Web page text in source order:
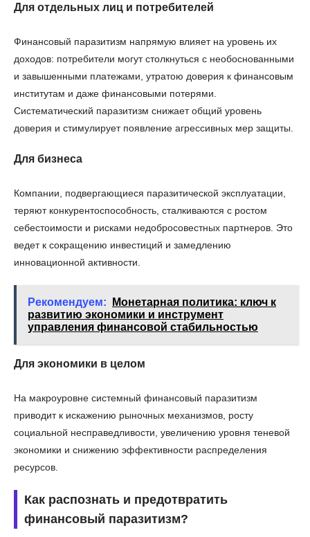
Для отдельных лиц и потребителей
Финансовый паразитизм напрямую влияет на уровень их
доходов: потребители могут столкнуться с необоснованными
и завышенными платежами, утратою доверия к финансовым
институтам и даже финансовыми потерями.
Систематический паразитизм снижает общий уровень
доверия и стимулирует появление агрессивных мер защиты.
Для бизнеса
Компании, подвергающиеся паразитической эксплуатации,
теряют конкурентоспособность, сталкиваются с ростом
себестоимости и рисками недобросовестных партнеров. Это
ведет к сокращению инвестиций и замедлению
инновационной активности.
Рекомендуем:
Монетарная политика: ключ к
развитию экономики и инструмент
управления финансовой стабильностью
Для экономики в целом
На макроуровне системный финансовый паразитизм
приводит к искажению рыночных механизмов, росту
социальной несправедливости, увеличению уровня теневой
экономики и снижению эффективности распределения
ресурсов.
Как распознать и предотвратить
финансовый паразитизм?